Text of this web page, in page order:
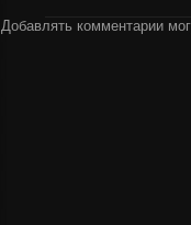
Добавлять комментарии